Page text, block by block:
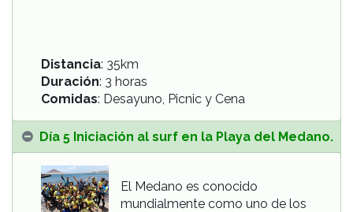
Distancia: 35km
Duración: 3 horas
Comidas: Desayuno, Picnic y Cena
Día 5 Iniciación al surf en la Playa del Medano.
El Medano es conocido
mundialmente como uno de los